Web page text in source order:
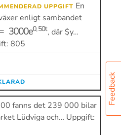
Feedback
UPPGIFT En
enligt sambandet
3000e0,50t
, där $y…
805
fanns det 239 000 bilar
Lüdviga och… Uppgift: